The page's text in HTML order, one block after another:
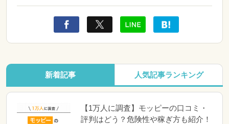
新着記事 人気記事ランキング
【1万人に調査】モッピーの口コミ・
評判はどう？危険性や稼ぎ方も紹介！